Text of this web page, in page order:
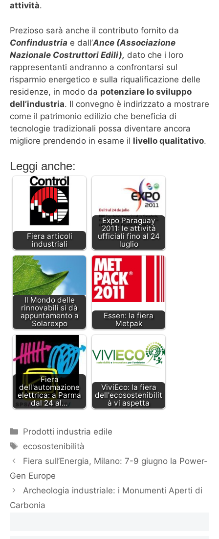
attività.
Prezioso sarà anche il contributo fornito da
Confindustria e dall’Ance (Associazione
Nazionale Costruttori Edili), dato che i loro
rappresentanti andranno a confrontarsi sul
risparmio energetico e sulla riqualificazione delle
residenze, in modo da potenziare lo sviluppo
dell’industria. Il convegno è indirizzato a mostrare
come il patrimonio edilizio che beneficia di
tecnologie tradizionali possa diventare ancora
migliore prendendo in esame il livello qualitativo.
Leggi anche:
Fiera articoli
industriali
Expo Paraguay
2011: le attività
ufficiali fino al 24
luglio
Il Mondo delle
rinnovabili si dà
appuntamento a
Solarexpo
Essen: la fiera
Metpak
Fiera
dell'automazione
elettrica: a Parma
dal 24 al…
ViviEco: la fiera
dell'ecosostenibilit
à vi aspetta
Categorie
Prodotti industria edile
Tag
ecosostenibilità
Fiera sull’Energia, Milano: 7-9 giugno la Power-
Gen Europe
Archeologia industriale: i Monumenti Aperti di
Carbonia